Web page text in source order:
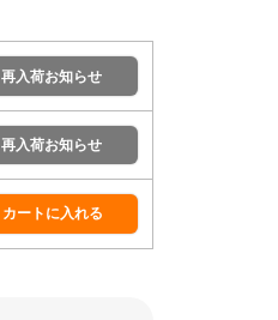
再入荷お知らせ
再入荷お知らせ
カートに入れる